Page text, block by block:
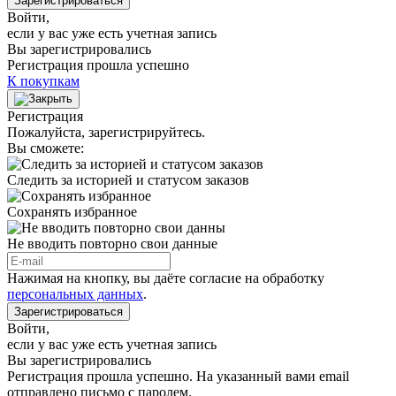
Войти,
если у вас уже есть учетная запись
Вы зарегистрировались
Регистрация прошла успешно
К покупкам
Регистрация
Пожалуйста, зарегистрируйтесь.
Вы сможете:
Следить за историей и статусом заказов
Сохранять избранное
Не вводить повторно свои данные
Нажимая на кнопку, вы даёте согласие на обработку
персональных данных.
Зарегистрироваться
Войти,
если у вас уже есть учетная запись
Вы зарегистрировались
Регистрация прошла успешно. На указанный вами email
отправлено письмо с паролем.